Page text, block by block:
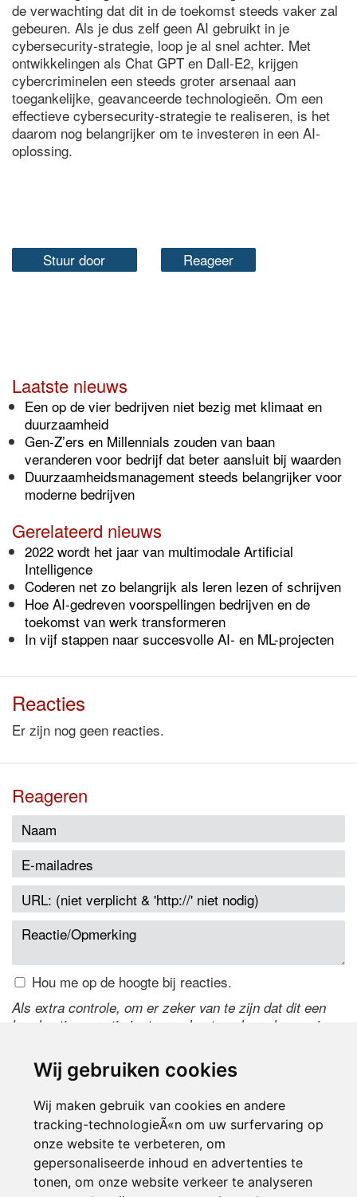
Wij gebruiken cookies
Wij maken gebruik van cookies en andere
tracking-technologieÃ«n om uw surfervaring op
onze website te verbeteren, om
gepersonaliseerde inhoud en advertenties te
tonen, om onze website verkeer te analyseren
de verwachting dat dit in de toekomst steeds vaker zal
gebeuren. Als je dus zelf geen AI gebruikt in je
cybersecurity-strategie, loop je al snel achter. Met
ontwikkelingen als Chat GPT en Dall-E2, krijgen
cybercriminelen een steeds groter arsenaal aan
toegankelijke, geavanceerde technologieën. Om een
effectieve cybersecurity-strategie te realiseren, is het
daarom nog belangrijker om te investeren in een AI-
oplossing.
Stuur door Reageer
Laatste nieuws
Een op de vier bedrijven niet bezig met klimaat en
duurzaamheid
Gen-Z’ers en Millennials zouden van baan
veranderen voor bedrijf dat beter aansluit bij waarden
Duurzaamheidsmanagement steeds belangrijker voor
moderne bedrijven
Gerelateerd nieuws
2022 wordt het jaar van multimodale Artificial
Intelligence
Coderen net zo belangrijk als leren lezen of schrijven
Hoe AI-gedreven voorspellingen bedrijven en de
toekomst van werk transformeren
In vijf stappen naar succesvolle AI- en ML-projecten
Reacties
Er zijn nog geen reacties.
Reageren
Hou me op de hoogte bij reacties.
Als extra controle, om er zeker van te zijn dat dit een
handmatige reactie is, typ onderstaande code over in
de code te wijzigen.